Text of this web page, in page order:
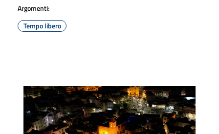
Argomenti:
Tempo libero